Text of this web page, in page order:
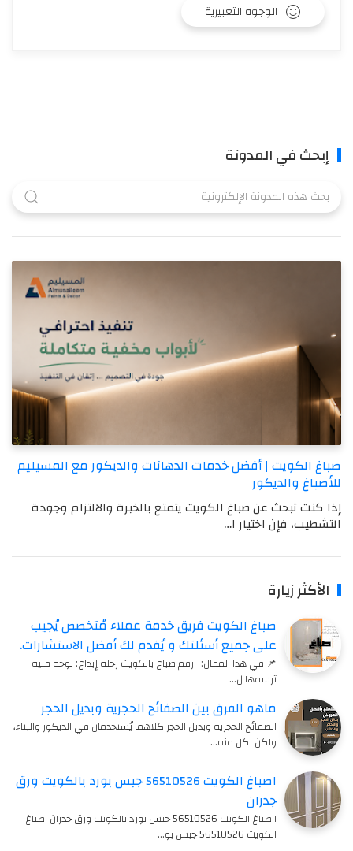
الوجوه التعبيرية
إبحث في المدونة
صباغ الكويت | أفضل خدمات الدهانات والديكور مع المسيليم
للأصباغ والديكور
إذا كنت تبحث عن صباغ الكويت يتمتع بالخبرة والالتزام وجودة
التشطيب، فإن اختيار ا…
الأكثر زيارة
صباغ الكويت فريق خدمة عملاء مُتخصص يُجيب
على جميع أسئلتك و يُقدم لك أفضل الاستشارات.
📌 في هذا المقال: رقم صباغ بالكويت رحلة إبداع: لوحة فنية
ترسمها ل…
ماهو الفرق بين الصفائح الحجرية وبديل الحجر
الصفائح الحجرية وبديل الحجر كلاهما يُستخدمان في الديكور والبناء،
ولكن لكل منه…
اصباغ الكويت 56510526 جبس بورد بالكويت ورق
جدران
ااصباغ الكويت 56510526 جبس بورد بالكويت ورق جدران اصباغ
الكويت 56510526 جبس بو…